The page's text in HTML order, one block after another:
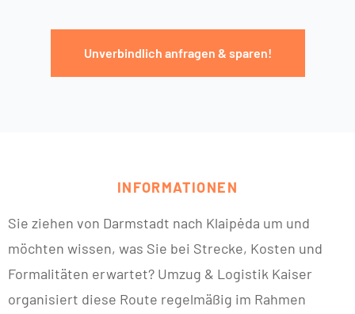
Unverbindlich anfragen & sparen!
INFORMATIONEN
Sie ziehen von Darmstadt nach Klaipėda um und
möchten wissen, was Sie bei Strecke, Kosten und
Formalitäten erwartet? Umzug & Logistik Kaiser
organisiert diese Route regelmäßig im Rahmen